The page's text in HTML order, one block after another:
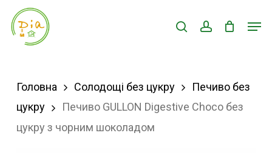
Skip
searchaccount
Головна Солодощі без цукру
Печиво без
цукру
Печиво GULLON Digestive Choco без
цукру з чорним шоколадом